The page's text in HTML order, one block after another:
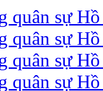
quân sự
quân sự
quân sự
quân sự